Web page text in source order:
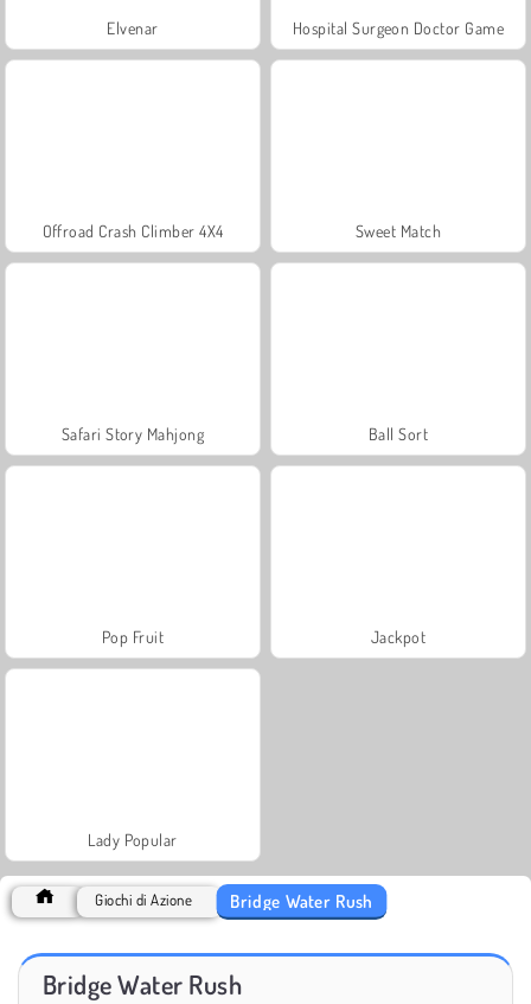
Elvenar Hospital Surgeon Doctor Game
Offroad Crash Climber 4X4 Sweet Match
Safari Story Mahjong Ball Sort
Pop Fruit Jackpot
Lady Popular
Giochi di Azione Bridge Water Rush
Bridge Water Rush